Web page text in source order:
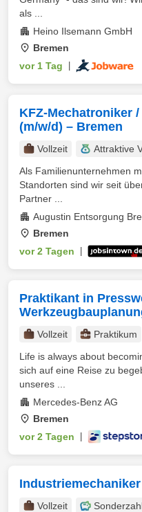
als ...
Heino Ilsemann GmbH
Bremen
vor 1 Tag
KFZ-Mechatroniker
(m/w/d) – Bremen
Vollzeit Attraktive
Als Familienunternehmen
Standorten sind wir seit
Partner ...
Augustin Entsorgung
Bremen
vor 2 Tagen
Praktikant in
Vollzeit
Praktikum
Life is always about
sich auf eine Reise zu
unseres ...
Mercedes-Benz AG
Bremen
vor 2 Tagen
Industriemechaniker
Vollzeit